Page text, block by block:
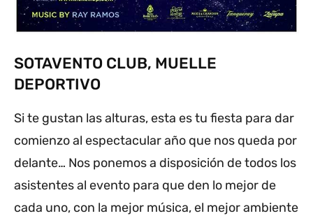
SOTAVENTO CLUB, MUELLE
DEPORTIVO
Si te gustan las alturas, esta es tu fiesta para dar
comienzo al espectacular año que nos queda por
delante… Nos ponemos a disposición de todos los
asistentes al evento para que den lo mejor de
cada uno, con la mejor música, el mejor ambiente